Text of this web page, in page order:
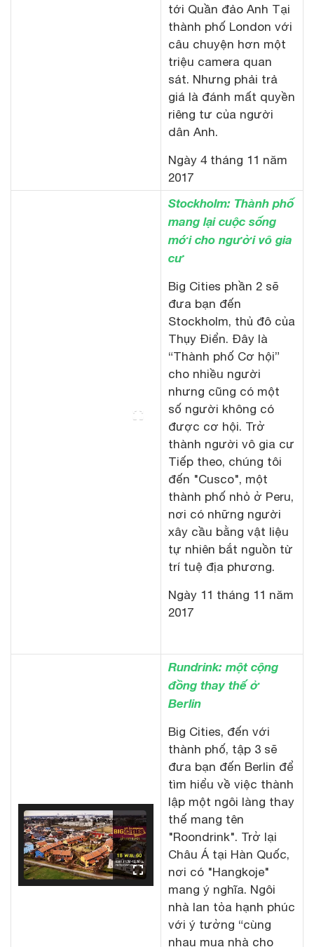
tới Quần đảo Anh Tại
thành phố London với
câu chuyện hơn một
triệu camera quan
sát. Nhưng phải trả
giá là đánh mất quyền
riêng tư của người
dân Anh.
Ngày 4 tháng 11 năm
2017
Stockholm: Thành phố
mang lại cuộc sống
mới cho người vô gia
cư
Big Cities phần 2 sẽ
đưa bạn đến
Stockholm, thủ đô của
Thụy Điển. Đây là
“Thành phố Cơ hội”
cho nhiều người
nhưng cũng có một
số người không có
được cơ hội. Trở
thành người vô gia cư
Tiếp theo, chúng tôi
đến "Cusco", một
thành phố nhỏ ở Peru,
nơi có những người
xây cầu bằng vật liệu
tự nhiên bắt nguồn từ
trí tuệ địa phương.
Ngày 11 tháng 11 năm
2017
Rundrink: một cộng
đồng thay thế ở
Berlin
Big Cities, đến với
thành phố, tập 3 sẽ
đưa bạn đến Berlin để
tìm hiểu về việc thành
lập một ngôi làng thay
thế mang tên
"Roondrink". Trở lại
Châu Á tại Hàn Quốc,
nơi có "Hangkoje"
mang ý nghĩa. Ngôi
nhà lan tỏa hạnh phúc
với ý tưởng “cùng
nhau mua nhà cho